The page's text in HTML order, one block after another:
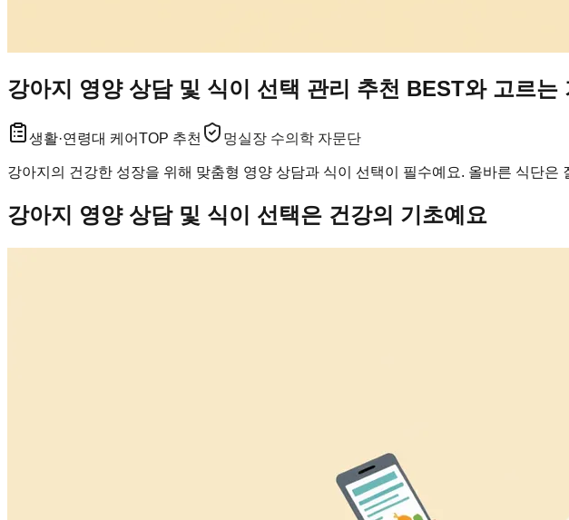
강아지 영양 상담 및 식이 선택 관리 추천 BEST와 고르는
생활·연령대 케어TOP 추천 멍실장 수의학 자문단
강아지의 건강한 성장을 위해 맞춤형 영양 상담과 식이 선택이 필수예요. 올바른 식단은
강아지 영양 상담 및 식이 선택은 건강의 기초예요